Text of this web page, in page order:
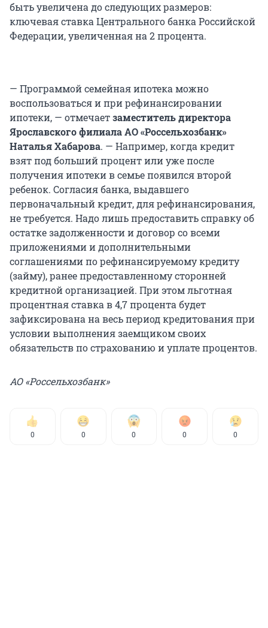
быть увеличена до следующих размеров:
ключевая ставка Центрального банка Российской
Федерации, увеличенная на 2 процента.
— Программой семейная ипотека можно
воспользоваться и при рефинансировании
ипотеки, — отмечаетзаместитель директора
Ярославского филиала АО «Россельхозбанк»
Наталья Хабарова. — Например, когда кредит
взят под больший процент или уже после
получения ипотеки в семье появился второй
ребенок. Согласия банка, выдавшего
первоначальный кредит, для рефинансирования,
не требуется. Надо лишь предоставить справку об
остатке задолженности и договор со всеми
приложениями и дополнительными
соглашениями по рефинансируемому кредиту
(займу), ранее предоставленному сторонней
кредитной организацией. При этом льготная
процентная ставка в 4,7 процента будет
зафиксирована на весь период кредитования при
условии выполнения заемщиком своих
обязательств по страхованию и уплате процентов.
АО «Россельхозбанк»
0 0 0 0 0